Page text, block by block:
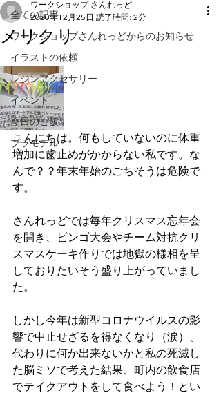
全ての記事
ワークショップさんれっどからのお知らせ
イラストの依頼
レジンアクセサリー
イベント
今日のご飯
プラモデル
メリクリ
ワークショップ さんれっど
2020年12月25日 読了時間: 2分
こんにちは。何もしていないのに体重
増加に歯止めがかからない私です。な
んで？？年末年始のごちそうは危険で
す。
さんれっどでは毎年クリスマス忘年会
を開き、ビンゴ大会やチーム対抗クリ
スマスケーキ作りでは地獄の様相を呈
しておりたいそう盛り上がっていまし
た。
しかし今年は新型コロナウイルスの影
響で中止せざるを得なくなり（涙）、
代わりに何か出来ないかと私の死滅し
た脳ミソで考えた結果、町内の飲食店
でテイクアウトをして食べよう！とい